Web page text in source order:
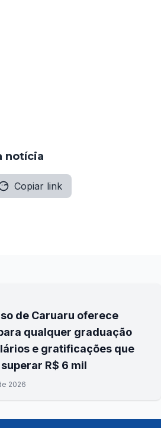
notícia
Copiar link
de Caruaru oferece
qualquer graduação
e gratificações que
R$ 6 mil
2026